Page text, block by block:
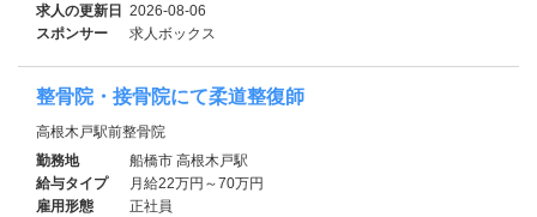
求人の更新日 2026-08-06
スポンサー
求人ボックス
整骨院・接骨院にて柔道整復師
高根木戸駅前整骨院
勤務地
船橋市 高根木戸駅
給与タイプ
月給22万円～70万円
雇用形態
正社員